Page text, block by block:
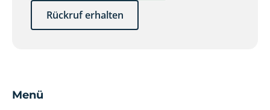
Rückruf erhalten
Menü